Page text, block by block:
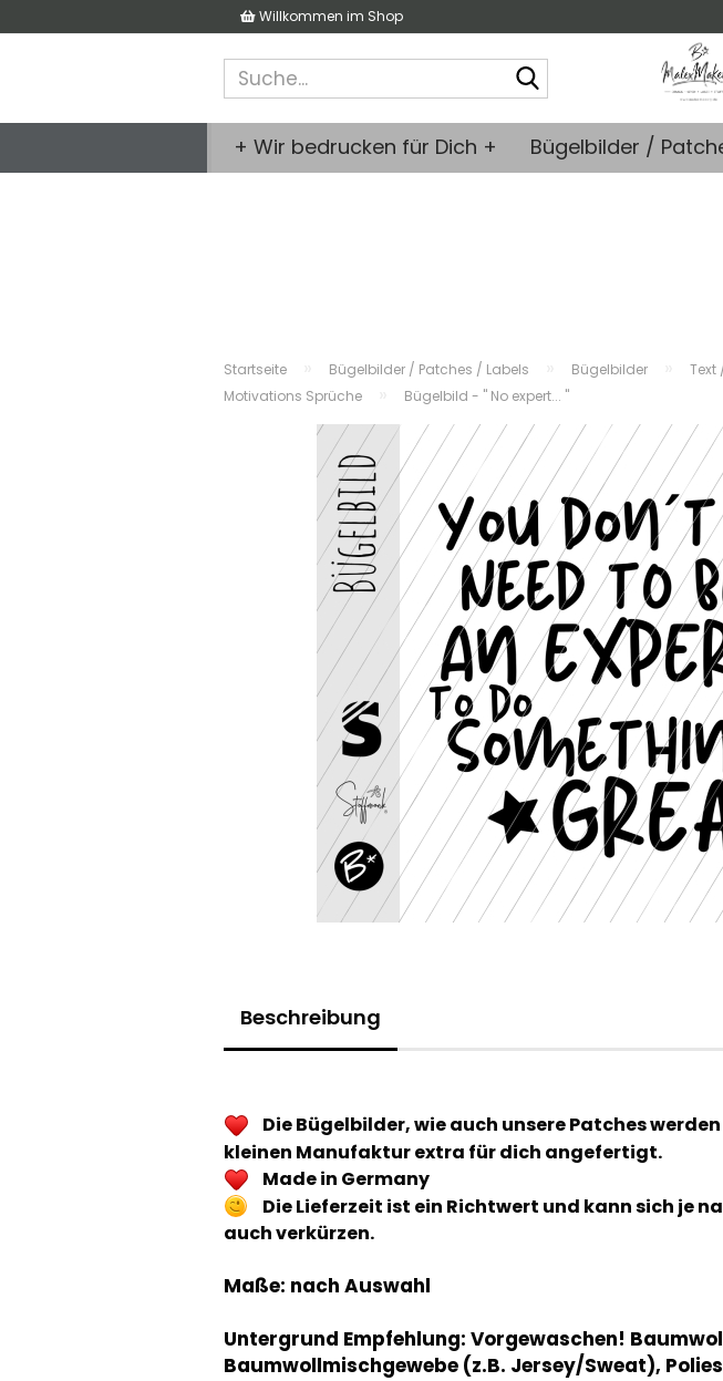
Willkommen im Shop
+ Wir bedrucken für Dich + Bügelbilder /
Startseite Bügelbilder / Patches / Labels Bügelbilder Text
Motivations Sprüche Bügelbild - " No expert... "
Beschreibung
Die Bügelbilder, wie auch unsere Patches
kleinen Manufaktur extra für dich angefertigt.
Made in Germany
Die Lieferzeit ist ein Richtwert und kann sich je
auch verkürzen.
Maße: nach Auswahl
Untergrund Empfehlung: Vorgewaschen!
Baumwollmischgewebe (z.B. Jersey/Sweat),